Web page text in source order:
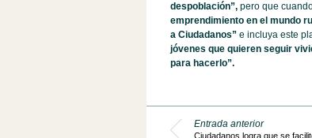
despoblación”,pero que
emprendimiento en el mundo
a Ciudadanos”e incluya este
jóvenes que quieren seguir
para hacerlo”.
Entrada anterior
Ciudadanos logra que se